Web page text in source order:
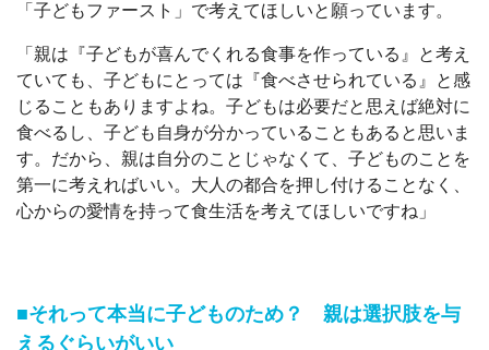
「子どもファースト」で考えてほしいと願っています。
「親は『子どもが喜んでくれる食事を作っている』と考え
ていても、子どもにとっては『食べさせられている』と感
じることもありますよね。子どもは必要だと思えば絶対に
食べるし、子ども自身が分かっていることもあると思いま
す。だから、親は自分のことじゃなくて、子どものことを
第一に考えればいい。大人の都合を押し付けることなく、
心からの愛情を持って食生活を考えてほしいですね」
■それって本当に子どものため？ 親は選択肢を与
えるぐらいがいい